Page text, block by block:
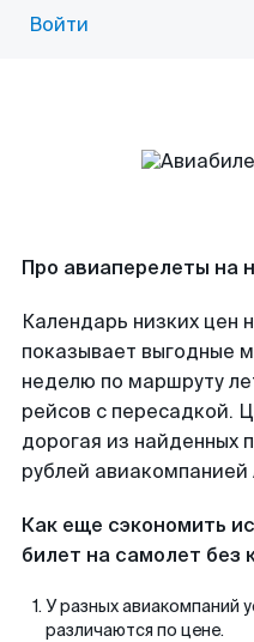
Войти
Про авиаперелеты на
Календарь низких цен
показывает выгодные
неделю по маршруту
рейсов с пересадкой.
дорогая из найденных
рублей
Как еще сэкономить
билет на самолет без
У разных авиакомпаний
различаются по цене.